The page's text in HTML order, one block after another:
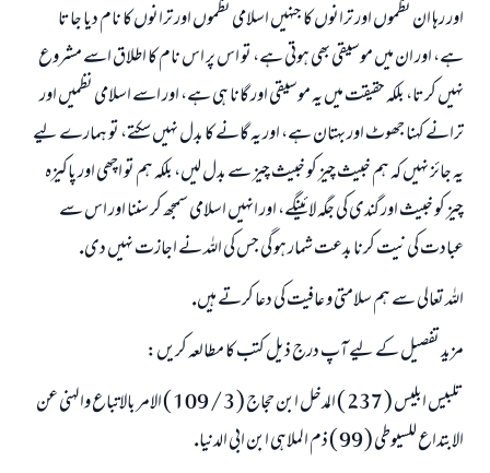
اور رہا ان نظموں اور ترانوں كا جنہيں اسلامى نظموں اور ترانوں كا نام ديا جاتا
ہے، اور ان ميں موسيقى بھى ہوتى ہے، تو اس پر اس نام كا اطلاق اسے مشروع
نہيں كرتا، بلكہ حقيقت ميں يہ موسيقى اور گانا ہى ہے، اور اسے اسلامى نظميں اور
ترانے كہنا جھوٹ اور بہتان ہے، اور يہ گانے كا بدل نہيں سكتے، تو ہمارے ليے
يہ جائز نہيں كہ ہم خبيث چيز كو خبيث چيز سے بدل ليں، بلكہ ہم تو اچھى اور پاكيزہ
چيز كو خبيث اور گندى كى جگہ لائينگے، اور انہيں اسلامى سمجھ كر سننا اور اس سے
عبادت كى نيت كرنا بدعت شمار ہو گى جس كى اللہ نے اجازت نہيں دى.
اللہ تعالى سے ہم سلامتى و عافيت كى دعا كرتے ہيں.
مزيد تفصيل كے ليے آپ درج ذيل كتب كا مطالعہ كريں:
تلبيس ابليس ( 237 ) المدخل ابن حجاج ( 3 / 109 ) الامر بالاتباع والہنى عن
الابتداع للسيوطى ( 99 ) ذم الملاہى ابن ابى الدنيا.